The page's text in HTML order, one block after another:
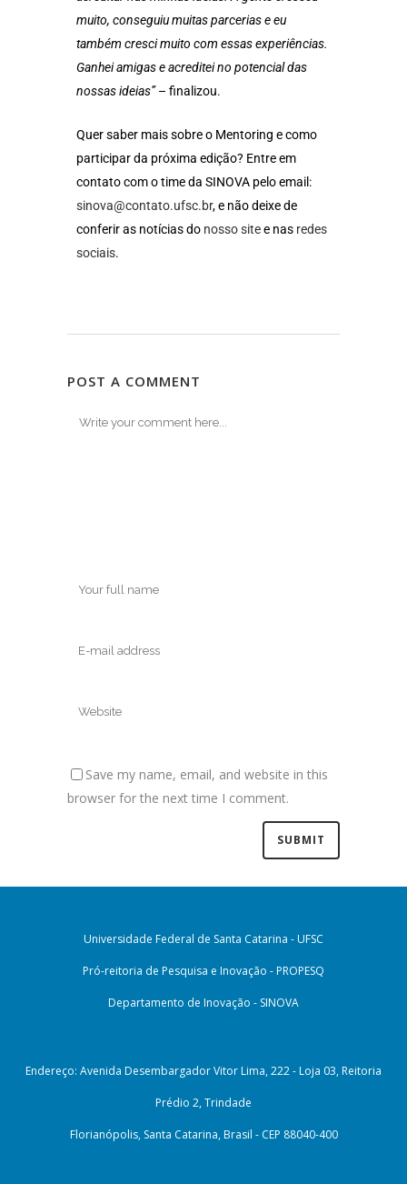
muito, conseguiu muitas parcerias e eu
também cresci muito com essas experiências.
Ganhei amigas e acreditei no potencial das
nossas ideias”– finalizou.
Quer saber mais sobre o Mentoring e como
participar da próxima edição? Entre em
contato com o time da SINOVA pelo email:
sinova@contato.ufsc.br, e não deixe de
conferir as notícias do nosso sitee nas redes
sociais.
POST A COMMENT
Save my name, email, and website in this
browser for the next time I comment.
Universidade Federal de Santa Catarina - UFSC
Pró-reitoria de Pesquisa e Inovação - PROPESQ
Departamento de Inovação - SINOVA
Endereço: Avenida Desembargador Vitor Lima, 222 - Loja 03, Reitoria
Prédio 2, Trindade
Florianópolis, Santa Catarina, Brasil - CEP 88040-400